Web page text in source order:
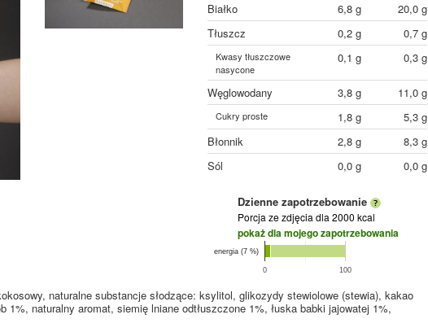
Białko
6,8 g
20,0 g
Tłuszcz
0,2 g 0,7 g
Kwasy tłuszczowe
nasycone
0,1 g 0,3 g
Węglowodany 3,8 g 11,0 g
Cukry proste 1,8 g
5,3 g
Błonnik
2,8 g
8,3 g
Sól
0,0 g 0,0 g
Dzienne zapotrzebowanie
Porcja ze zdjęcia dla 2000 kcal
pokaż dla mojego zapotrzebowania
0 100
energia (7 %)
naturalne substancje słodzące: ksylitol, glikozydy stewiolowe (stewia), kakao
naturalny aromat, siemię lniane odtłuszczone 1%, łuska babki jajowatej 1%,